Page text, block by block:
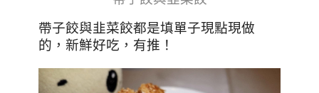
帶子餃與韭菜餃都是填單子現點現做
的，新鮮好吃，有推！